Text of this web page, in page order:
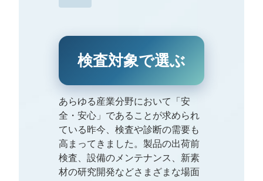
検査対象で選ぶ
あらゆる産業分野において「安
全・安心」であることが求められ
ている昨今、検査や診断の需要も
高まってきました。製品の出荷前
検査、設備のメンテナンス、新素
材の研究開発などさまざまな場面